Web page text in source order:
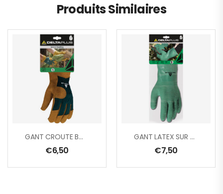
Produits Similaires
GANT CROUTE BOVIN / DOS TOILE
€6,50
GANT LATEX SUR SUPPORT COTON INTERLOCK – LONGUEUR : 30 CM
€7,50